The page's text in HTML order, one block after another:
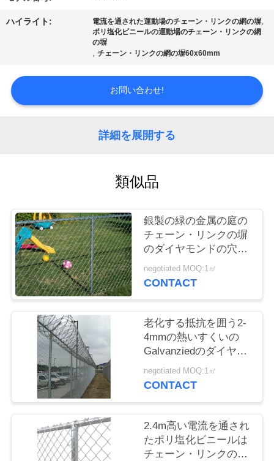
工
行
理
私
達
に
な
ハイライト: 電流を通された運動場のチェーン・リンクの網の塀,
ポリ塩化ビニールの運動場のチェーン・リンクの網
の塀
,チェーン・リンクの網の塀60x60mm
お問い合わせ!
詳細を展開する
類似品
銀製の緑の金属の庭の
チェーン・リンクの塀
のダイヤモンドの穴の
形の天候の抵抗
negotiated MOQ:1㎡
CONTACT
老化する抵抗を囲う2-
4mmの熱いすくいの
Galvanziedのダイヤモ
ンドのチェーン・リン
ク
negotiated MOQ:1㎡
CONTACT
2.4m高い電流を通され
たポリ塩化ビニールは
チェーン・リンクの網